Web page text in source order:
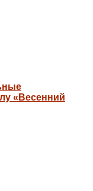
«Весенний